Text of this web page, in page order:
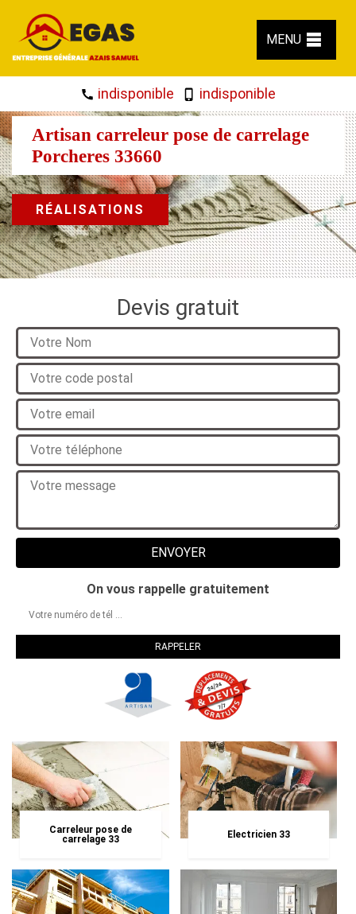
MENU
indisponible indisponible
Artisan carreleur pose de carrelage
Porcheres 33660
RÉALISATIONS
Devis gratuit
On vous rappelle gratuitement
Carreleur pose de
carrelage 33
Electricien 33